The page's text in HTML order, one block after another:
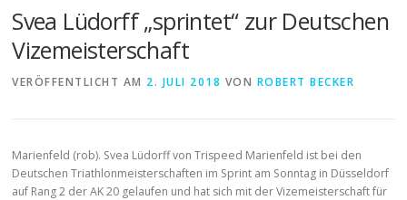
Svea Lüdorff „sprintet“ zur Deutschen
Vizemeisterschaft
VERÖFFENTLICHT AM 2. JULI 2018 VON ROBERT BECKER
Marienfeld (rob). Svea Lüdorff von Trispeed Marienfeld ist bei den
Deutschen Triathlonmeisterschaften im Sprint am Sonntag in Düsseldorf
auf Rang 2 der AK 20 gelaufen und hat sich mit der Vizemeisterschaft für